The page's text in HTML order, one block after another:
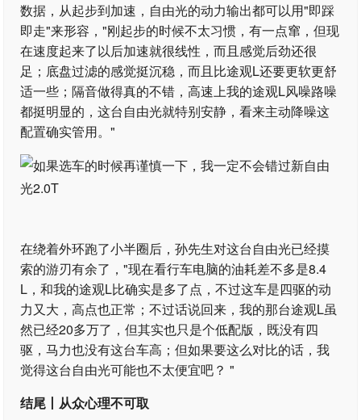
数据，从起步到加速，自由光的动力输出都可以用"即踩
即走"来形容，"刚起步的时候不太习惯，有一点窜，但现
在速度起来了以后加速就很线性，而且感觉后劲还很
足；底盘过滤的感觉挺沉稳，而且比途观L还要更软更舒
适一些；隔音做得真的不错，高速上我的途观L风噪路噪
都挺明显的，这台自由光就特别安静，看来主动降噪这
配置确实管用。"
在绕着外环跑了小半圈后，孙先生对这台自由光已经摸
索的游刃有余了，"现在看行车电脑的油耗差不多是8.4
L，和我的途观L比确实是多了点，不过这车是四驱的动
力又大，高点也正常；不过话说回来，我的那台途观L虽
然已经20多万了，但其实也只是个低配版，既没有四
驱，马力也没有这台车高；但如果要这么对比的话，我
觉得这台自由光可能也不太便宜吧？ "
结尾丨从众心理不可取